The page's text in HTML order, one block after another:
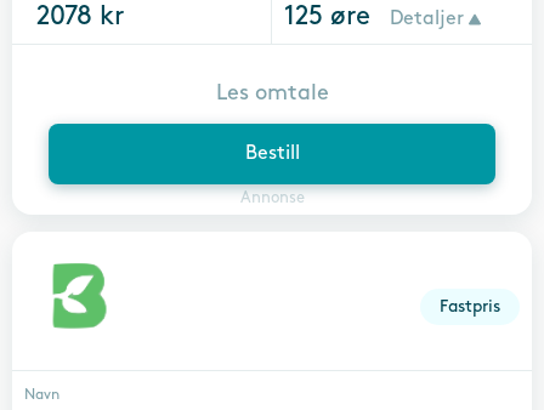
2078 kr 125 øre Detaljer
Bestill
Annonse
Les omtale
Fastpris
Navn